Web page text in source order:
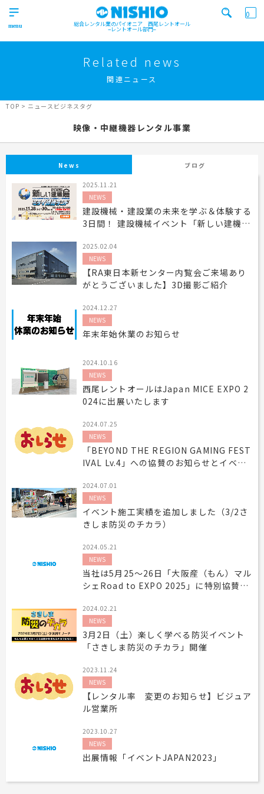
総合レンタル業のパイオニア 西尾レントオール
レントオール部門
Product
事業紹介
屋外イベント事業
Outdoor event business
屋内イベント事業
Indoor event business
トレーラーハウス事業
Trailer house business
工事用テント・テント倉庫事業
Construction tent / tent warehouse business
木造モジュール事業
Wooden module business
スポーツ施設資材事業
地面養生事業
Ground curing business
映像・中継機機レンタル事業
Video / relay equipment rental business
地域密着イベント
Community-based event business
キッズ・アミューズメント事業
Kids amusement business
フランチャイズ事業
Franchise business
まちづくり事業
Community Development Business
営業所一覧
Office
ニュース
ニュース
News
ブログ
Blog
Sponsorships
レンタルシステム のご案内
Guidance
レンタルシステムのご案内
Guidance
Privacy policy
よくあるご質問
プロセス
Process
イベント会場の設営／施工について
会社案内
個人情報保護方針
Privacy policy
お問合せ
Contact
0
実績
商品 ニュース/ブログ
キーワード検索
検索する
Related news
関連ニュース
TOP > ニュースビジネスタグ
映像・中継機器レンタル事業
News ブログ
2025.11.21
NEWS
建設機械・建設業の未来を学ぶ＆体験する
3日間！ 建設機械イベント「新しい建機展
(金)から大阪・森ノ宮で開催！
2025.02.04
NEWS
【RA東日本新センター内覧会ご来場あり
がとうございました】3D撮影ご紹介
2024.12.27
NEWS
年末年始休業のお知らせ
2024.10.16
NEWS
西尾レントオールはJapan MICE EXPO 2
024に出展いたします
2024.07.25
NEWS
「BEYOND THE REGION GAMING FEST
IVAL Lv.4」への協賛のお知らせとイベン
2024.07.01
NEWS
イベント施工実績を追加しました（3/2さ
きしま防災のチカラ）
2024.05.21
NEWS
当社は5月25～26日「大阪産（もん）マル
シェRoad to EXPO 2025」に特別協賛い
2024.02.21
NEWS
3月2日（土）楽しく学べる防災イベント
「さきしま防災のチカラ」開催
2023.11.24
NEWS
【レンタル率 変更のお知らせ】ビジュア
ル営業所
2023.10.27
NEWS
出展情報「イベントJAPAN2023」